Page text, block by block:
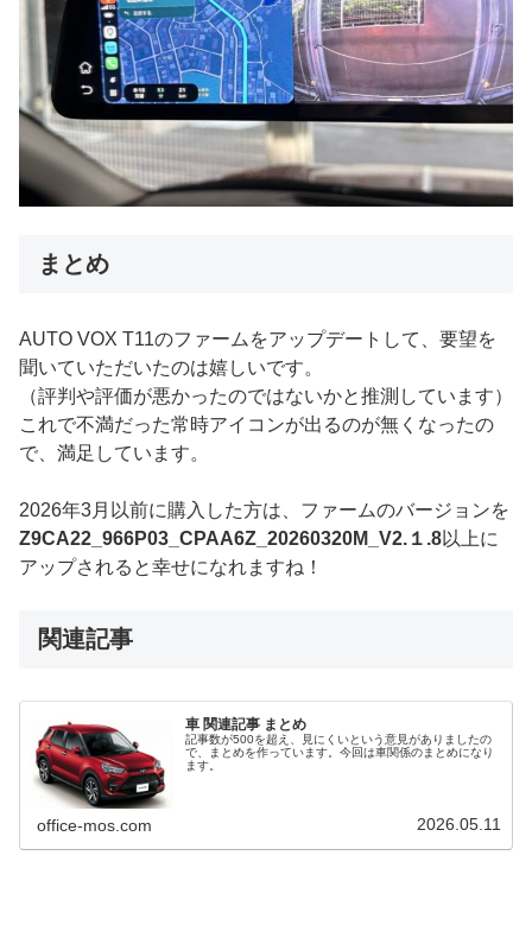
まとめ
AUTO VOX T11のファームをアップデートして、要望を
聞いていただいたのは嬉しいです。
（評判や評価が悪かったのではないかと推測しています）
これで不満だった常時アイコンが出るのが無くなったの
で、満足しています。
2026年3月以前に購入した方は、ファームのバージョンを
Z9CA22_966P03_CPAA6Z_20260320M_V2.１.8以上に
アップされると幸せになれますね！
関連記事
車 関連記事 まとめ
記事数が500を超え、見にくいという意見がありましたの
で、まとめを作っています。今回は車関係のまとめになり
ます。
office-mos.com 2026.05.11